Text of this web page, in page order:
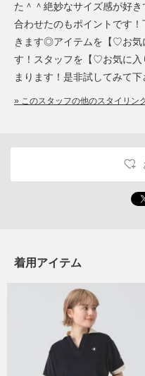
た＾＾絶妙なサイズ感が好
合わせたのもポイントです
きます◎アイテムを【♡お気
す！スタッフを【♡お気に入
まります！是非試してみて下
» このスタッフの他のスタイリン
着用アイテム